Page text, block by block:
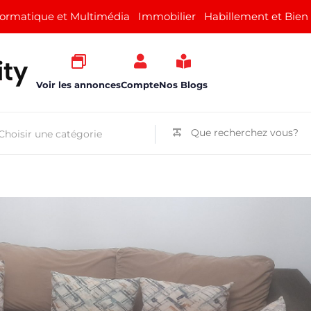
et Multimédia Immobilier Habillement et Bien
Voir les annoncesCompteNos Blogs